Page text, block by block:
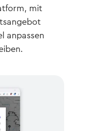
mit
anpassen